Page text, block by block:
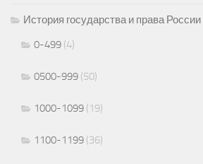
История государства и права России
0-499 (4)
0500-999 (50)
1000-1099 (19)
1100-1199 (36)